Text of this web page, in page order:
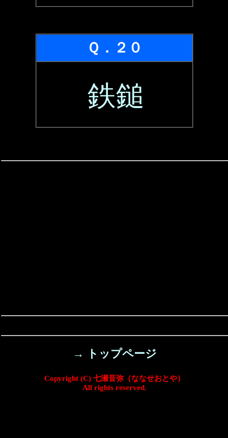
Ｑ．２０
鉄鎚
→ トップページ
Copyright (C) 七瀬音弥（ななせおとや）
All rights reserved.